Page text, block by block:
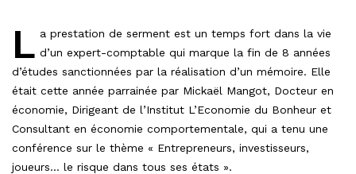
L a prestation de serment est un temps fort dans la vie
d’un expert-comptable qui marque la fin de 8 années
d’études sanctionnées par la réalisation d’un mémoire. Elle
était cette année parrainée par Mickaël Mangot, Docteur en
économie, Dirigeant de l’Institut L’Economie du Bonheur et
Consultant en économie comportementale, qui a tenu une
conférence sur le thème « Entrepreneurs, investisseurs,
joueurs… le risque dans tous ses états ».